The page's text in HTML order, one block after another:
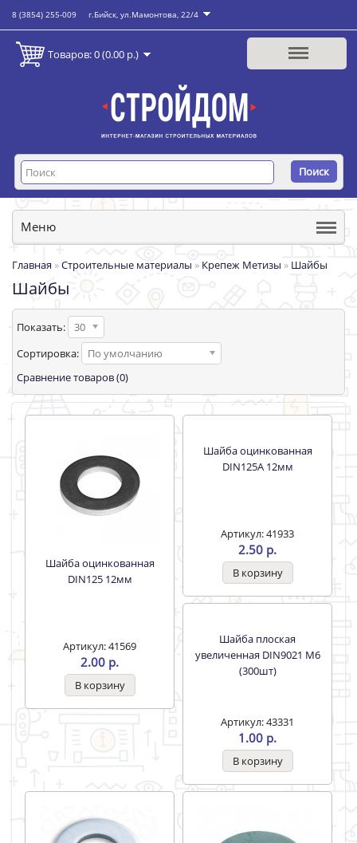
8 (3854) 255-009 г.Бийск, ул.Мамонтова, 22/4
Товаров: 0 (0.00 р.)
Поиск
Меню
Главная »Строительные материалы » Крепеж Метизы » Шайбы
Шайбы
Показать:
30
Сортировка:
По умолчанию
Сравнение товаров (0)
Шайба оцинкованная
DIN125 12мм
Артикул: 41569
2.00 р.
DIN125А 12мм
Артикул: 41933
2.50 р.